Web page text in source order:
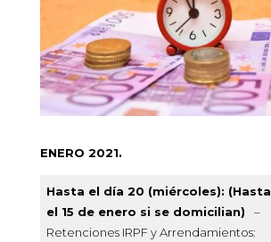
ENERO 2021.
Hasta el día 20 (miércoles): (Hasta
el 15 de enero si se domicilian)
–
Retenciones IRPF y Arrendamientos: